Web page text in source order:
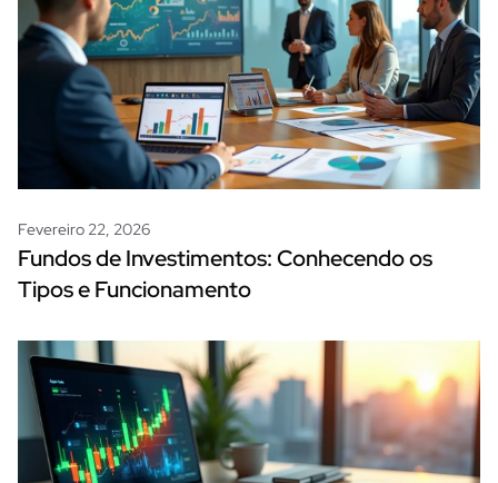
Fevereiro 22, 2026
Fundos de Investimentos: Conhecendo os
Tipos e Funcionamento